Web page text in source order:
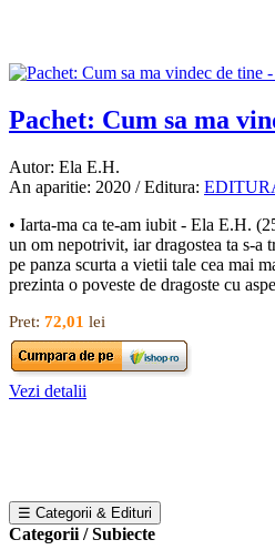
Pachet: Cum sa ma
Autor: Ela E.H.
An aparitie: 2020 / Editura:
• Iarta-ma ca te-am iubit - Ela E.H.
un om nepotrivit, iar dragostea ta s-a
pe panza scurta a vietii tale cea mai
prezinta o poveste de dragoste cu
Pret: 72,01 lei
Vezi detalii
☰ Categorii & Edituri
Categorii / Subiecte